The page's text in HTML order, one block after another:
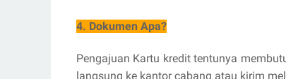
4. Dokumen Apa?
Pengajuan Kartu kredit tentunya
langsung ke kantor cabang atau kirim